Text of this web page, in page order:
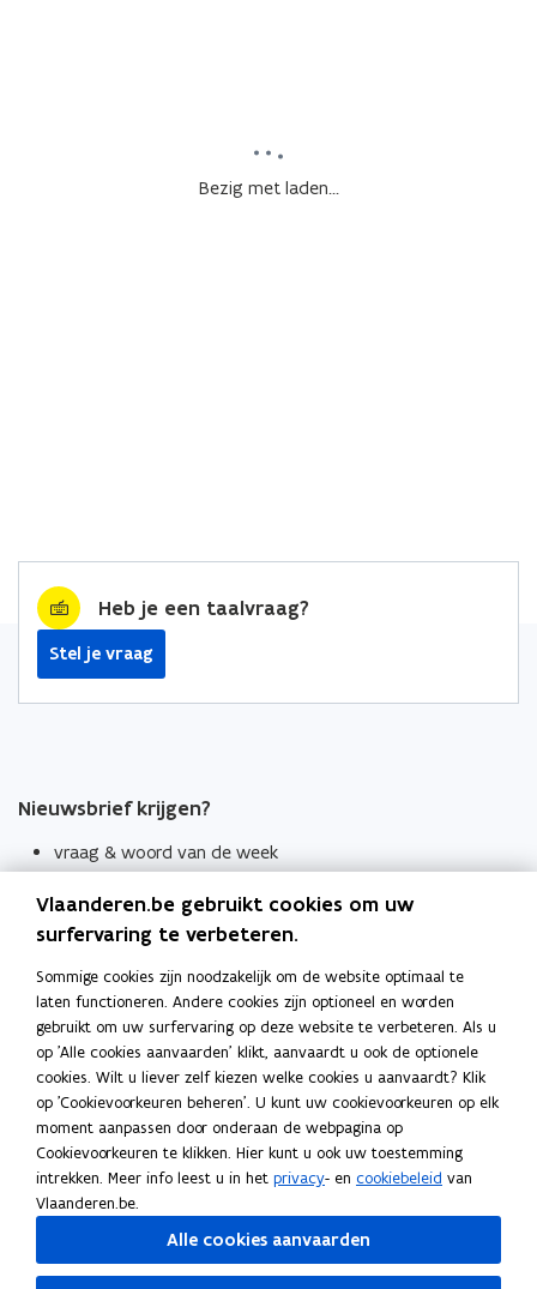
Bezig met laden...
Heb je een taalvraag?
Stel je vraag
Nieuwsbrief krijgen?
vraag & woord van de week
Schrijf je in
Thema's
Taaladviezen
Spellingregels
Tips voor duidelijke taal
Bekijk ook
Spellingtests
Boek- en webwijzer
Vlaanderen.be gebruikt cookies om uw
surfervaring te verbeteren.
Sommige cookies zijn noodzakelijk om de website optimaal te
laten functioneren. Andere cookies zijn optioneel en worden
gebruikt om uw surfervaring op deze website te verbeteren. Als u
op 'Alle cookies aanvaarden' klikt, aanvaardt u ook de optionele
cookies. Wilt u liever zelf kiezen welke cookies u aanvaardt? Klik
op 'Cookievoorkeuren beheren'. U kunt uw cookievoorkeuren op elk
moment aanpassen door onderaan de webpagina op
Cookievoorkeuren te klikken. Hier kunt u ook uw toestemming
intrekken. Meer info leest u in het privacy- en cookiebeleid van
Vlaanderen.be.
Alle cookies aanvaarden